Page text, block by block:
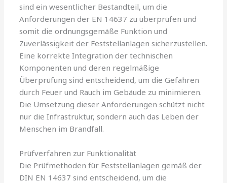
sind ein wesentlicher Bestandteil, um die
Anforderungen der EN 14637 zu überprüfen und
somit die ordnungsgemäße Funktion und
Zuverlässigkeit der Feststellanlagen sicherzustellen.
Eine korrekte Integration der technischen
Komponenten und deren regelmäßige
Überprüfung sind entscheidend, um die Gefahren
durch Feuer und Rauch im Gebäude zu minimieren.
Die Umsetzung dieser Anforderungen schützt nicht
nur die Infrastruktur, sondern auch das Leben der
Menschen im Brandfall.
Prüfverfahren zur Funktionalität
Die Prüfmethoden für Feststellanlagen gemäß der
DIN EN 14637 sind entscheidend, um die